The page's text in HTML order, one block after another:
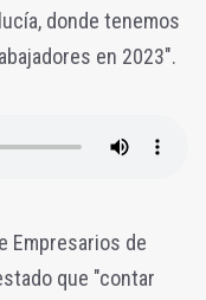
donde tenemos
en 2023".
Empresarios de
que "contar